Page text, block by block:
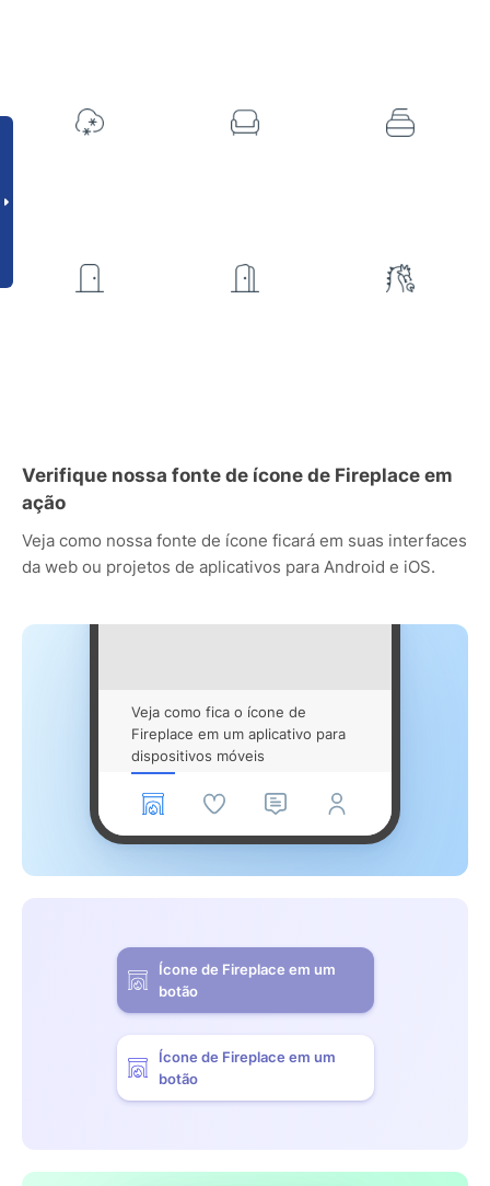
Verifique nossa fonte de ícone de Fireplace em
ação
Veja como nossa fonte de ícone ficará em suas interfaces
da web ou projetos de aplicativos para Android e iOS.
Veja como fica o ícone de
Fireplace em um aplicativo para
dispositivos móveis
Ícone de Fireplace em um
botão
Ícone de Fireplace em um
botão